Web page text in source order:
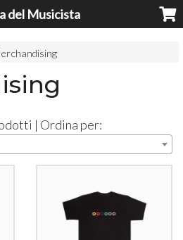
del Musicista
| Ordina per: